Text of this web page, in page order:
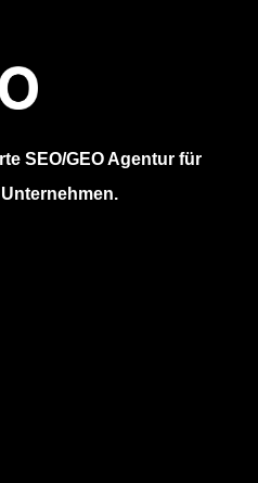
SEO/GEO Agentur für